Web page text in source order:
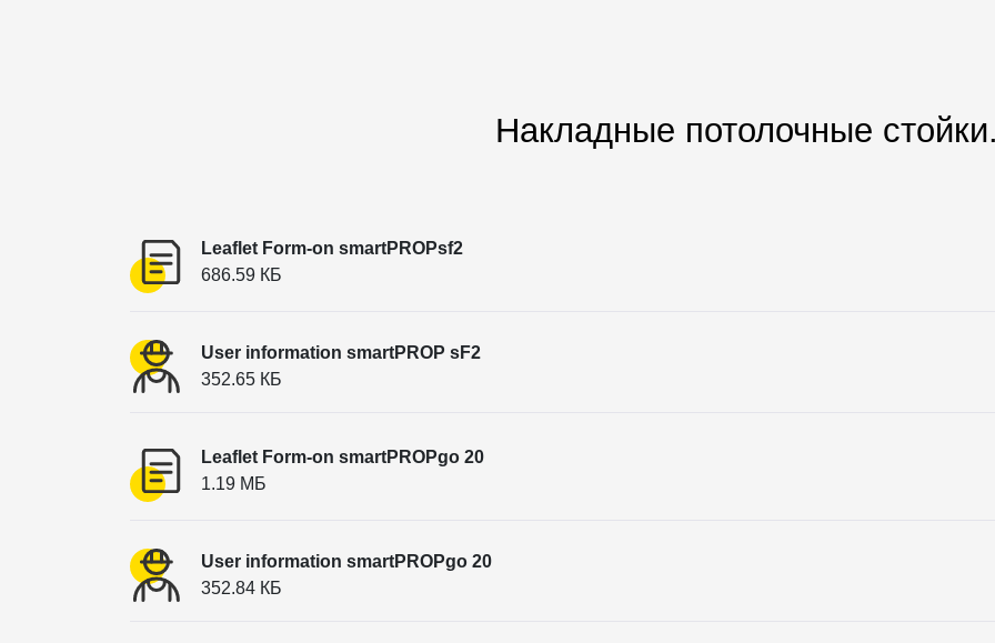
Накладные потолочные
Leaflet Form-on smartPROPsf2
686.59 КБ
User information smartPROP sF2
352.65 КБ
Leaflet Form-on smartPROPgo 20
1.19 МБ
User information smartPROPgo 20
352.84 КБ